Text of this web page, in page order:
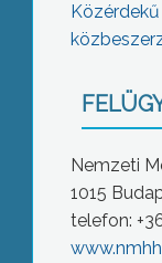
Nemzeti
1015
telefon: